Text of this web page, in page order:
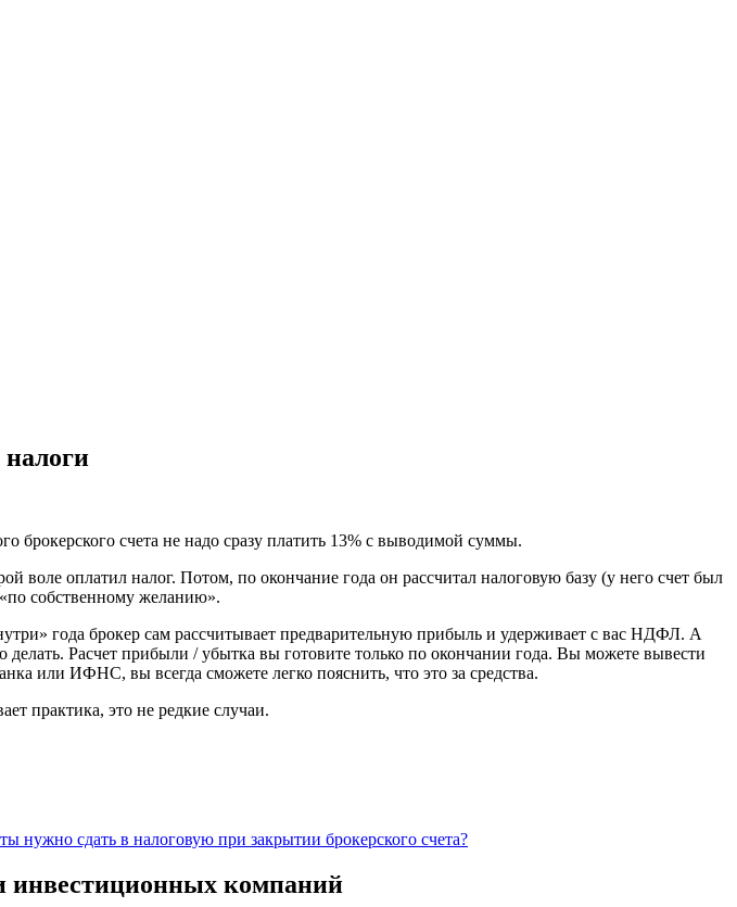
налоги
брокерского счета не надо сразу платить 13% с выводимой суммы.
воле оплатил налог. Потом, по окончание года он рассчитал налоговую базу (у него счет был
собственному желанию».
года брокер сам рассчитывает предварительную прибыль и удерживает с вас НДФЛ. А
делать. Расчет прибыли / убытка вы готовите только по окончании года. Вы можете вывести
или ИФНС, вы всегда сможете легко пояснить, что это за средства.
практика, это не редкие случаи.
нужно сдать в налоговую при закрытии брокерского счета?
инвестиционных компаний